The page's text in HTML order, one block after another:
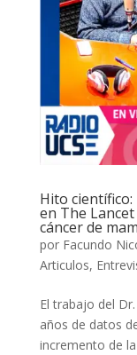
Hito científico:
en The
cáncer de
por Facundo
Articulos,
El trabajo del
años de datos
incremento de